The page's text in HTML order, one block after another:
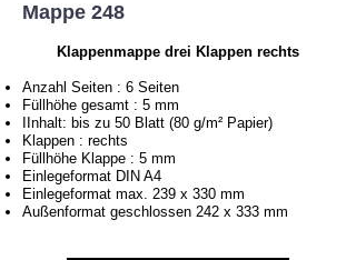
Mappe 248
Klappenmappe drei Klappen rechts
Anzahl Seiten : 6 Seiten
Füllhöhe gesamt : 5 mm
Inhalt: bis zu 50 Blatt (80 g/m² Papier)
Klappen : rechts
Füllhöhe Klappe : 5 mm
Einlegeformat DIN A4
Einlegeformat max. 239 x 330 mm
Außenformat geschlossen 242 x 333 mm